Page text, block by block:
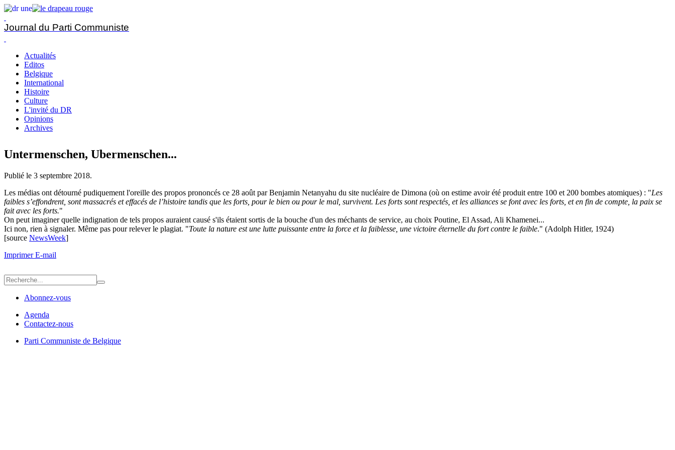
Journal du Parti Communiste
Actualités
Editos
Belgique
International
Histoire
Culture
L'invité du DR
Opinions
Archives
Untermenschen, Ubermenschen...
Publié le 3 septembre 2018.
Les médias ont détourné pudiquement l'oreille des propos prononcés ce 28 août par Benjamin Netanyahu du site nucléaire de Dimona (où on estime avoir été produit entre 100 et 200 bombes atomiques) : "Les
faibles s’effondrent, sont massacrés et effacés de l’histoire tandis que les forts, pour le bien ou pour le mal, survivent. Les forts sont respectés, et les alliances se font avec les forts, et en fin de compte, la paix se
fait avec les forts."
On peut imaginer quelle indignation de tels propos auraient causé s'ils étaient sortis de la bouche d'un des méchants de service, au choix Poutine, El Assad, Ali Khamenei...
Ici non, rien à signaler. Même pas pour relever le plagiat. "Toute la nature est une lutte puissante entre la force et la faiblesse, une victoire éternelle du fort contre le faible." (Adolph Hitler, 1924)
[source NewsWeek]
ImprimerE-mail
Abonnez-vous
Agenda
Contactez-nous
Parti Communiste de Belgique